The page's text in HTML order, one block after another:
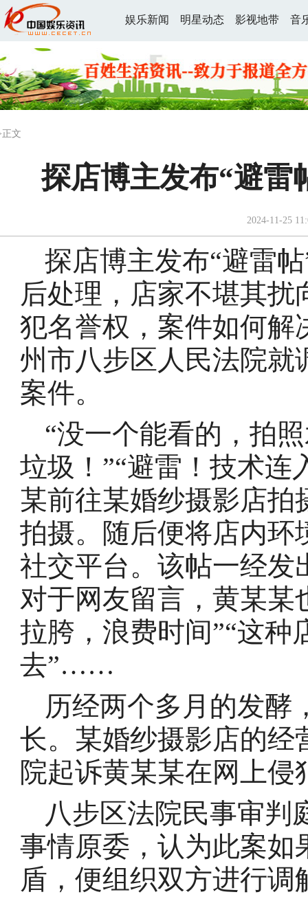
娱乐新闻 明星动态 影视地带 音
文
探店博主发布“避雷
2024-11-25
探店博主发布“避雷
后处理，店家不堪其
犯名誉权，案件如何解
州市八步区人民法院就
案件。
“没一个能看的，拍
垃圾！”“避雷！技术连
某前往某婚纱摄影店
拍摄。随后便将店内环
社交平台。该帖一经发
对于网友留言，黄某某
拉胯，浪费时间”“这种
去”……
历经两个多月的发酵
长。某婚纱摄影店的经
院起诉黄某某在网上侵
八步区法院民事审判
事情原委，认为此案如
盾，便组织双方进行调